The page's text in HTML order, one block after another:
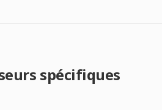
spécifiques